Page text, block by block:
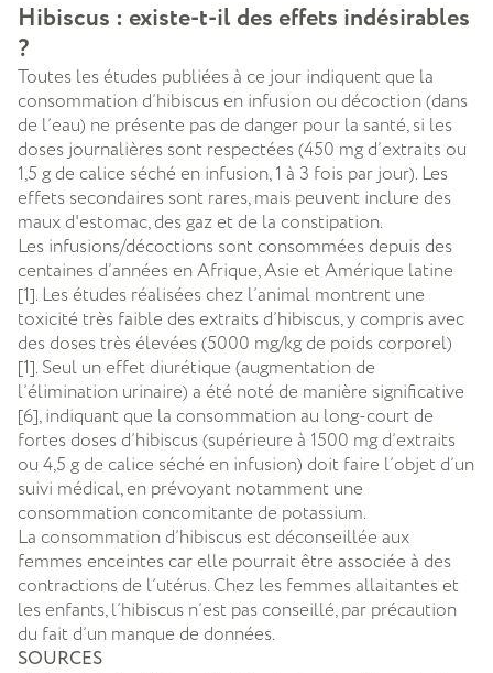
Hibiscus : existe-t-il des effets indésirables
?
Toutes les études publiées à ce jour indiquent que la
consommation d’hibiscus en infusion ou décoction (dans
de l’eau) ne présente pas de danger pour la santé, si les
doses journalières sont respectées (450 mg d’extraits ou
1,5 g de calice séché en infusion, 1 à 3 fois par jour). Les
effets secondaires sont rares, mais peuvent inclure des
maux d'estomac, des gaz et de la constipation.
Les infusions/décoctions sont consommées depuis des
centaines d’années en Afrique, Asie et Amérique latine
[1]. Les études réalisées chez l’animal montrent une
toxicité très faible des extraits d’hibiscus, y compris avec
des doses très élevées (5000 mg/kg de poids corporel)
[1]. Seul un effet diurétique (augmentation de
l’élimination urinaire) a été noté de manière significative
[6], indiquant que la consommation au long-court de
fortes doses d’hibiscus (supérieure à 1500 mg d’extraits
ou 4,5 g de calice séché en infusion) doit faire l’objet d’un
suivi médical, en prévoyant notamment une
consommation concomitante de potassium.
La consommation d’hibiscus est déconseillée aux
femmes enceintes car elle pourrait être associée à des
contractions de l’utérus. Chez les femmes allaitantes et
les enfants, l’hibiscus n’est pas conseillé, par précaution
du fait d’un manque de données.
SOURCES